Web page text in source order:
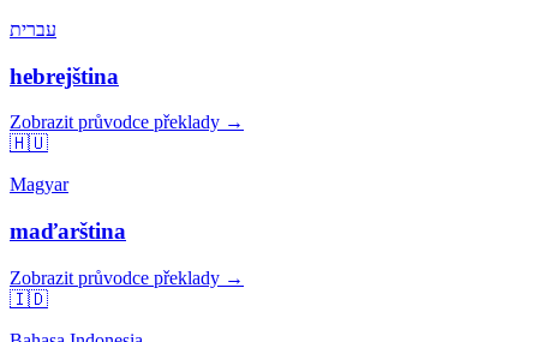
עברית
hebrejština
Zobrazit průvodce překlady →
🇭🇺
Magyar
maďarština
Zobrazit průvodce překlady →
🇮🇩